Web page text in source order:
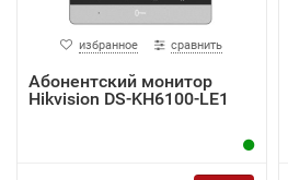
избранное сравнить
Абонентский монитор
Hikvision DS-KH6100-LE1